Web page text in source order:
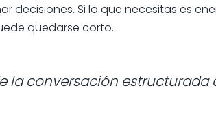
decisiones. Si lo que necesitas es
quedarse corto.
la conversación estructurada